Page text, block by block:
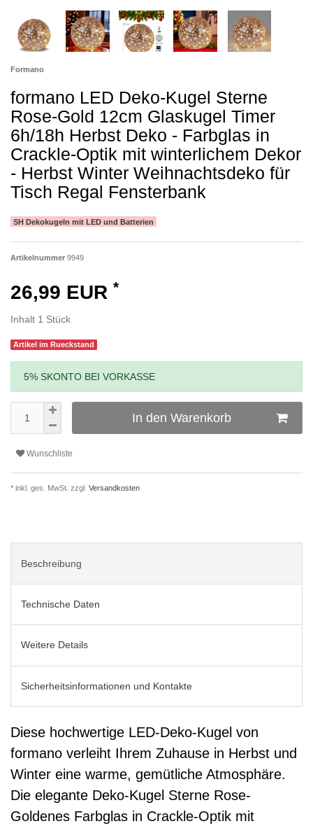
Formano
formano LED Deko-Kugel Sterne
Rose-Gold 12cm Glaskugel Timer
6h/18h Herbst Deko - Farbglas in
Crackle-Optik mit winterlichem Dekor
- Herbst Winter Weihnachtsdeko für
Tisch Regal Fensterbank
SH Dekokugeln mit LED und Batterien
Artikelnummer 9949
26,99 EUR *
Inhalt 1 Stück
Artikel im Rueckstand
5% SKONTO BEI VORKASSE
In den Warenkorb
Wunschliste
* inkl. ges. MwSt. zzgl. Versandkosten
Beschreibung
Technische Daten
Weitere Details
Sicherheitsinformationen und Kontakte
Diese hochwertige LED-Deko-Kugel von
formano verleiht Ihrem Zuhause in Herbst und
Winter eine warme, gemütliche Atmosphäre.
Die elegante Deko-Kugel Sterne Rose-
Goldenes Farbglas in Crackle-Optik mit